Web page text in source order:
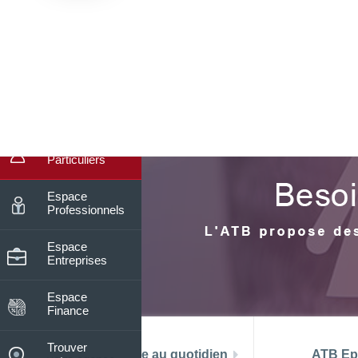
Particuliers
Espace
Professionnels
Espace
Entreprises
Espace
Finance
Trouver
La banque au quotidien ATB